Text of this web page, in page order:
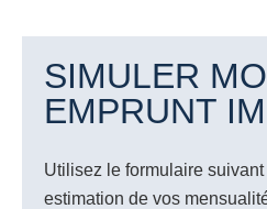
SIMULER
EMPRUNT
Utilisez le formulaire
estimation de vos